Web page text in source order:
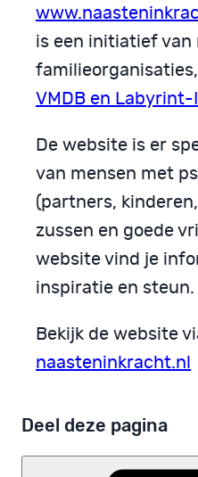
is een initiatief
VMDB en
De website is er
van mensen met
(partners,
zussen en goede
website vind je
inspiratie en steun.
Bekijk de website
naasteninkracht.nl
Deel deze pagina